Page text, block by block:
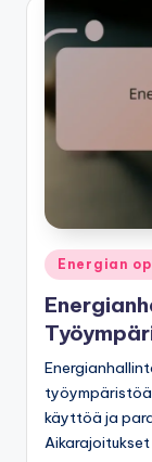
Posted
in
Energian
käyttöä ja